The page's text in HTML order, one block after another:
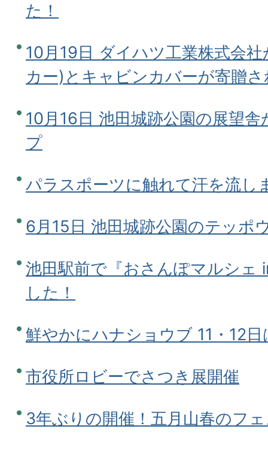
た！
10月19日 ダイハツ工業株式会
カー)とキャビンカバーが寄贈
10月16日 池田城跡公園の展望
プ
パラスポーツに触れて汗を流し
6月15日 池田城跡公園のテッポ
池田駅前で『おさんぽマルシェ
した！
鮮やかにハナショウブ 11・12
市役所ロビーでさつき展開催
3年ぶりの開催！五月山春のフ